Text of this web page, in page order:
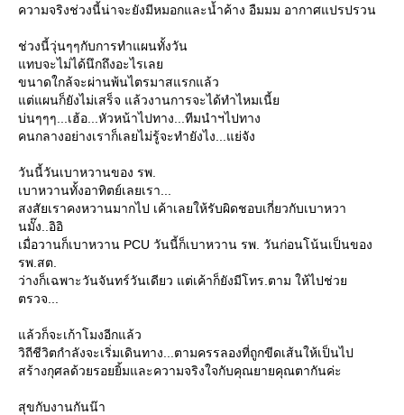
ความจริงช่วงนี้น่าจะยังมีหมอกและน้ำค้าง อืมมม อากาศแปรปรวน
ช่วงนี้วุ่นๆๆกับการทำแผนทั้งวัน
ทบจะไม่ได้นึกถึงอะไรเล
ขนาดใกล้จะผ่านพ้นไตรมาสแรกแล้ว
ต่แผนก็ยังไม่เสร็จ แล้วงานการจะได้ทำไหมเนี้
บ่นๆๆๆ...เฮ้อ...หัวหน้าไปทาง...ทีมนำฯไปทาง
คนกลางอย่างเราก็เลยไม่รู้จะทำยังไง...แย่จัง
วันนี้วันเบาหวานของ รพ.
เบาหวานทั้งอาทิตย์เลยเรา...
สงสัยเราคงหวานมากไป เค้าเลยให้รับผิดชอบเกี่ยวกับเบาหวา
นมั๊ง..อิอิ
เมื่อวานก็เบาหวาน PCU วันนี้ก็เบาหวาน รพ. วันก่อนโน้นเป็นของ
รพ.สต.
ว่างก็เฉพาะวันจันทร์วันเดียว แต่เค้าก็ยังมีโทร.ตาม ให้ไปช่ว
ตรวจ...
ล้วก็จะเก้าโมงอีกแล้ว
วิถีชีวิตกำลังจะเริ่มเดินทาง...ตามครรลองที่ถูกขีดเส้นให้เป็นไป
สร้างกุศลด้วยรอยยิ้มและความจริงใจกับคุณยายคุณตากันค่ะ
สุขกับงานกันน๊า